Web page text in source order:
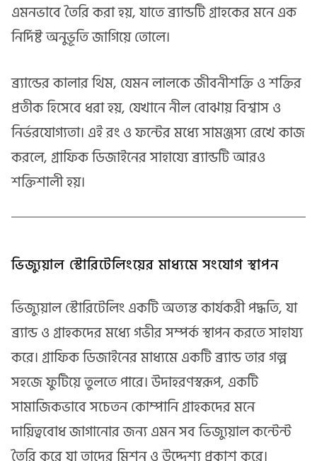
এমনভাবে তৈরি করা হয়, যাতে ব্র্যান্ডটি গ্রাহকের মনে এক
নির্দিষ্ট অনুভূতি জাগিয়ে তোলে।
ব্র্যান্ডের কালার থিম, যেমন লালকে জীবনীশক্তি ও শক্তির
প্রতীক হিসেবে ধরা হয়, যেখানে নীল বোঝায় বিশ্বাস ও
নির্ভরযোগ্যতা। এই রং ও ফন্টের মধ্যে সামঞ্জস্য রেখে কাজ
করলে, গ্রাফিক ডিজাইনের সাহায্যে ব্র্যান্ডটি আরও
শক্তিশালী হয়।
ভিজ্যুয়াল স্টোরিটেলিংয়ের মাধ্যমে সংযোগ স্থাপন
ভিজ্যুয়াল স্টোরিটেলিং একটি অত্যন্ত কার্যকরী পদ্ধতি, যা
ব্র্যান্ড ও গ্রাহকদের মধ্যে গভীর সম্পর্ক স্থাপন করতে সাহায্য
করে। গ্রাফিক ডিজাইনের মাধ্যমে একটি ব্র্যান্ড তার গল্প
সহজে ফুটিয়ে তুলতে পারে। উদাহরণস্বরূপ, একটি
সামাজিকভাবে সচেতন কোম্পানি গ্রাহকদের মনে
দায়িত্ববোধ জাগানোর জন্য এমন সব ভিজ্যুয়াল কন্টেন্ট